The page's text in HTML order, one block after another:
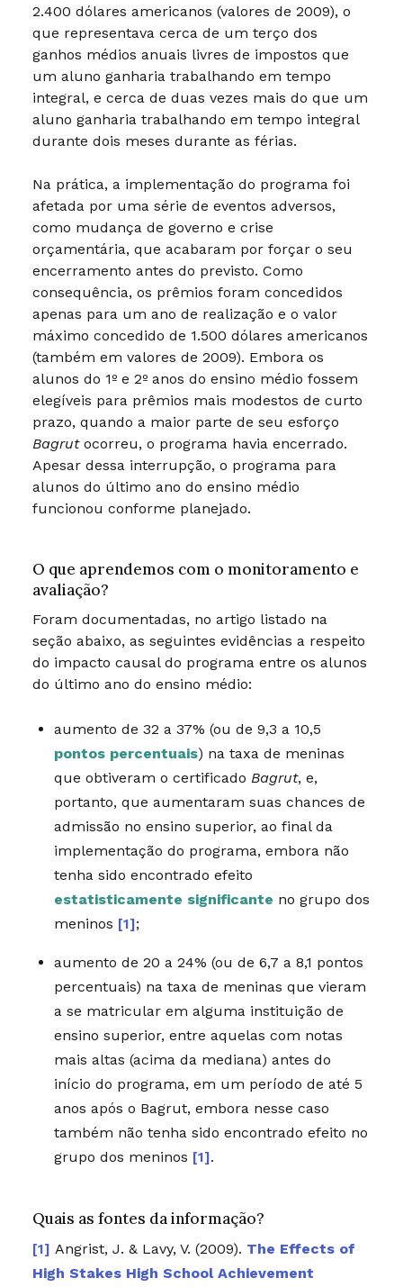
2.400 dólares americanos (valores de 2009), o
que representava cerca de um terço dos
ganhos médios anuais livres de impostos que
um aluno ganharia trabalhando em tempo
integral, e cerca de duas vezes mais do que um
aluno ganharia trabalhando em tempo integral
durante dois meses durante as férias.
Na prática, a implementação do programa foi
afetada por uma série de eventos adversos,
como mudança de governo e crise
orçamentária, que acabaram por forçar o seu
encerramento antes do previsto. Como
consequência, os prêmios foram concedidos
apenas para um ano de realização e o valor
máximo concedido de 1.500 dólares americanos
(também em valores de 2009). Embora os
alunos do 1º e 2º anos do ensino médio fossem
elegíveis para prêmios mais modestos de curto
prazo, quando a maior parte de seu esforço
Bagrut ocorreu, o programa havia encerrado.
Apesar dessa interrupção, o programa para
alunos do último ano do ensino médio
funcionou conforme planejado.
O que aprendemos com o monitoramento e
avaliação?
Foram documentadas, no artigo listado na
seção abaixo, as seguintes evidências a respeito
do impacto causal do programa entre os alunos
do último ano do ensino médio:
aumento de 32 a 37% (ou de 9,3 a 10,5
pontos percentuais) na taxa de meninas
que obtiveram o certificado Bagrut, e,
portanto, que aumentaram suas chances de
admissão no ensino superior, ao final da
implementação do programa, embora não
tenha sido encontrado efeito
estatisticamente significante no grupo dos
meninos [1];
aumento de 20 a 24% (ou de 6,7 a 8,1 pontos
percentuais) na taxa de meninas que vieram
a se matricular em alguma instituição de
ensino superior, entre aquelas com notas
mais altas (acima da mediana) antes do
início do programa, em um período de até 5
anos após o Bagrut, embora nesse caso
também não tenha sido encontrado efeito no
grupo dos meninos [1].
Quais as fontes da informação?
Angrist, J. & Lavy, V. (2009). The Effects of
High Stakes High School Achievement